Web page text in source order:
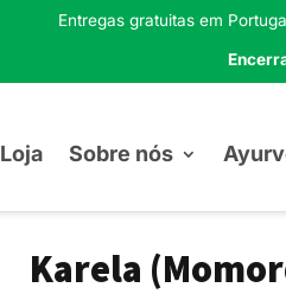
Entregas gratuitas em
Loja Sobre nós
Karela